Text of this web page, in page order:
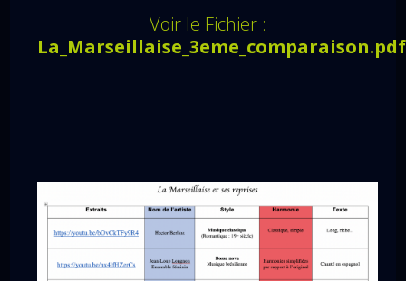
Voir le Fichier :
La_Marseillaise_3eme_comparaison.pdf